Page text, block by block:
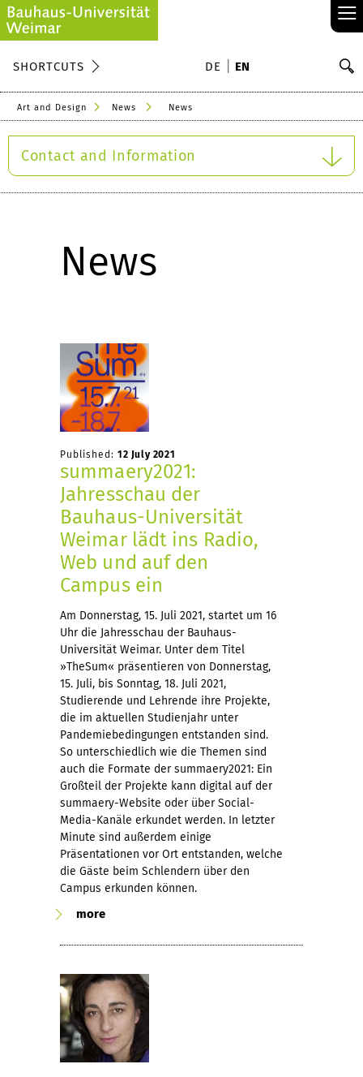
≡
SHORTCUTS DE EN
Art and Design News News
Contact and Information
News
Published: 12 July 2021
summaery2021:
Jahresschau der
Bauhaus-Universität
Weimar lädt ins Radio,
Web und auf den
Campus ein
Am Donnerstag, 15. Juli 2021, startet um 16
Uhr die Jahresschau der Bauhaus-
Universität Weimar. Unter dem Titel
»TheSum« präsentieren von Donnerstag,
15. Juli, bis Sonntag, 18. Juli 2021,
Studierende und Lehrende ihre Projekte,
die im aktuellen Studienjahr unter
Pandemiebedingungen entstanden sind.
So unterschiedlich wie die Themen sind
auch die Formate der summaery2021: Ein
Großteil der Projekte kann digital auf der
summaery-Website oder über Social-
Media-Kanäle erkundet werden. In letzter
Minute sind außerdem einige
Präsentationen vor Ort entstanden, welche
die Gäste beim Schlendern über den
Campus erkunden können.
more